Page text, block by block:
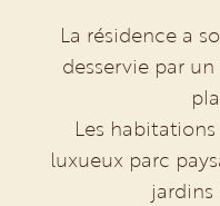
La résidence a
desservie par
Les
luxueux parc
jardins